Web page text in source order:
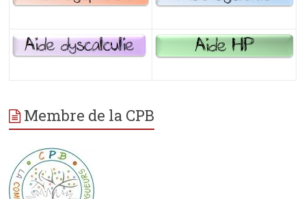
Membre de la CPB